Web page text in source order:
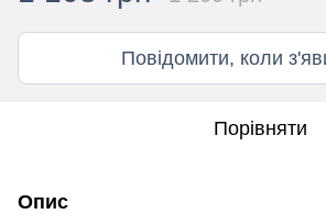
Повідомити, коли
Порівняти
Опис